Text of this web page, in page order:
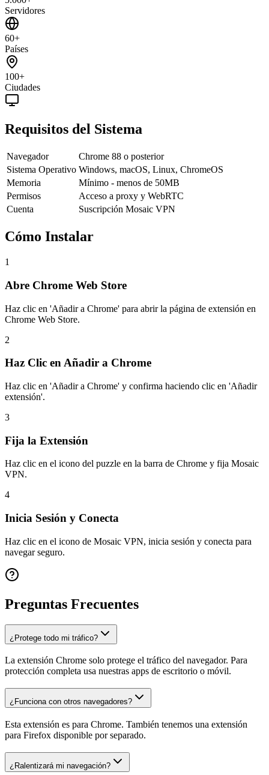
Servidores
60+
Países
100+
Ciudades
Requisitos del Sistema
Navegador
Chrome 88 o posterior
Sistema Operativo Windows, macOS, Linux, ChromeOS
Memoria
Mínimo - menos de 50MB
Permisos
Acceso a proxy y WebRTC
Cuenta
Suscripción Mosaic VPN
Cómo Instalar
1
Abre Chrome Web Store
Haz clic en 'Añadir a Chrome' para abrir la página de extensión en
Chrome Web Store.
2
Haz Clic en Añadir a Chrome
Haz clic en 'Añadir a Chrome' y confirma haciendo clic en 'Añadir
extensión'.
3
Fija la Extensión
Haz clic en el icono del puzzle en la barra de Chrome y fija Mosaic
VPN.
4
Inicia Sesión y Conecta
Haz clic en el icono de Mosaic VPN, inicia sesión y conecta para
navegar seguro.
Preguntas Frecuentes
¿Protege todo mi tráfico?
La extensión Chrome solo protege el tráfico del navegador. Para
protección completa usa nuestras apps de escritorio o móvil.
¿Funciona con otros navegadores?
Esta extensión es para Chrome. También tenemos una extensión
para Firefox disponible por separado.
¿Ralentizará mi navegación?